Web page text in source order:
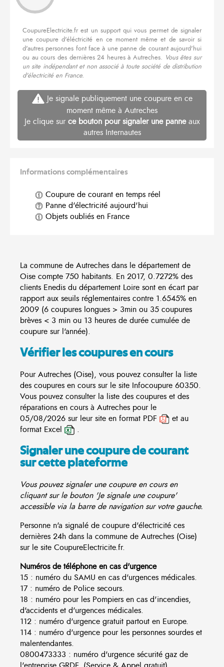
CoupureElectricite.fr est un support qui vous permet de signaler
une coupure d'éléctricité en ce moment même et de savoir si
d'autres personnes font face à une panne de courant aujourd'hui
ou au cours des dernières 24 heures à Autreches. Vous êtes sur
un site indépendant et non associé à toute société de distribution
d'électricité en France.
Je signale publiquement une coupure en ce
moment même à Autreches
Je clique sur ce bouton pour signaler une panneaux
autres Internautes
Informations complémentaires
Coupure de courant en temps réel
Panne d'électricité aujourd'hui
Objets oubliés en France
La commune de Autreches dans le département de
Oise compte 750 habitants. En 2017, 0.7272% des
clients Enedis du département Loire sont en écart par
rapport aux seuils réglementaires contre 1.6545% en
2009 (6 coupures longues > 3min ou 35 coupures
brèves < 3 min ou 13 heures de durée cumulée de
coupure sur l'année).
Vérifier les coupures en cours
Pour Autreches (Oise), vous pouvez consulter la liste
des coupures en cours sur le site Infocoupure 60350.
Vous pouvez consulter la liste des coupures et des
réparations en cours à Autreches pour le
05/08/2026 sur leur site en format PDF
et au
format Excel
.
Signaler une coupure de courant
sur cette plateforme
Vous pouvez signaler une coupure en cours en
cliquant sur le bouton 'Je signale une coupure'
accessible via la barre de navigation sur votre gauche.
Personne n'a signalé de coupure d'électricité ces
dernières 24h dans la commune de Autreches (Oise)
sur le site CoupureElectricite.fr.
Numéros de téléphone en cas d'urgence
15 : numéro du SAMU en cas d'urgences médicales.
17 : numéro de Police secours.
18 : numéro pour les Pompiers en cas d'incendies,
d'accidents et d'urgences médicales.
112 : numéro d'urgence gratuit partout en Europe.
114 : numéro d'urgence pour les personnes sourdes et
malentendantes.
0800473333 : numéro d'urgence sécurité gaz de